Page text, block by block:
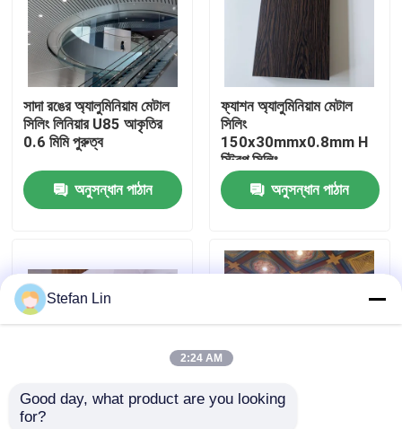
ভিডিও
আমাদের সম্পর্কে
কারখানা ভ্রমণ
মান নিয়ন্ত্রণ
খবর
একটি উদ্ধৃতি অনুরোধ
সাদা রঙের অ্যালুমিনিয়াম মেটাল
সিলিং লিনিয়ার U85 আকৃতির
0.6 মিমি পুরুত্ব
অনুসন্ধান পাঠান
ফ্যাশন অ্যালুমিনিয়াম মেটাল
সিলিং
150x30mmx0.8mm H
স্ট্রিপ সিলিং
অনুসন্ধান পাঠান
কাস্টমাইজযোগ্য অ্যালুমিনিয়াম
Stefan Lin
2:24 AM
Good day, what product are you looking
for?